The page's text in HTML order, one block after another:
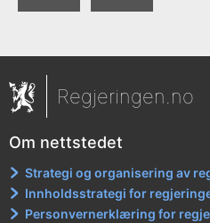
Regjeringen.no
Om nettstedet
Strategi og organisering av
Innholdsstrategi for
Personvernerklæring for